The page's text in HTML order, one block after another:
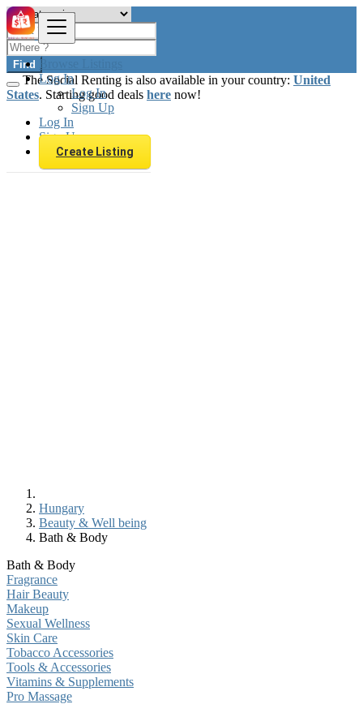
Browse Listings
Log In
Log In
Sign Up
Log In
Sign Up
Create Listing
Find
The Social Renting is also available in your country: United
States. Starting good deals here now!
Hungary
Beauty & Well being
Bath & Body
Bath & Body
Fragrance
Hair Beauty
Makeup
Sexual Wellness
Skin Care
Tobacco Accessories
Tools & Accessories
Vitamins & Supplements
Pro Massage